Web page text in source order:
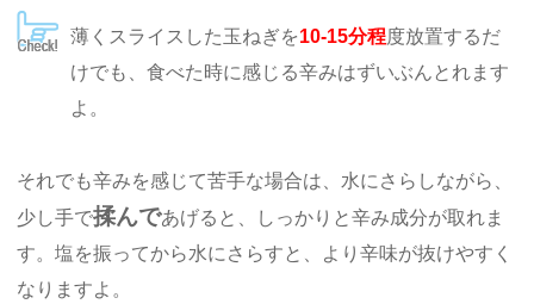
薄くスライスした玉ねぎを10-15分程度放置するだ
けでも、食べた時に感じる辛みはずいぶんとれます
よ。
それでも辛みを感じて苦手な場合は、水にさらしながら、
少し手で揉んであげると、しっかりと辛み成分が取れま
す。塩を振ってから水にさらすと、より辛味が抜けやすく
なりますよ。